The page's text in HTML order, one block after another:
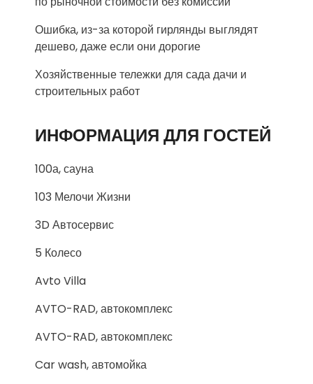
Ошибка, из-за которой гирлянды выглядят
дешево, даже если они дорогие
Хозяйственные тележки для сада дачи и
строительных работ
ИНФОРМАЦИЯ ДЛЯ ГОСТЕЙ
100а, сауна
103 Мелочи Жизни
3D Автосервис
5 Колесо
Avto Villa
AVTO-RAD, автокомплекс
AVTO-RAD, автокомплекс
Car wash, автомойка